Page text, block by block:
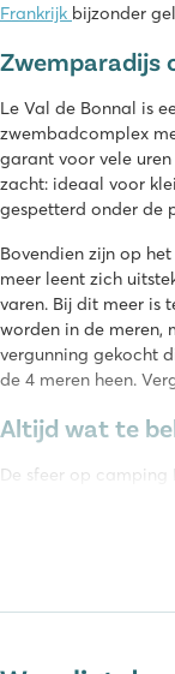
Frankrijk bijzonder
Zwemparadijs
Le Val de Bonnal is
zwembadcomplex
garant voor vele
zacht: ideaal voor
gespetterd onder de
Bovendien zijn op
meer leent zich
varen. Bij dit meer is
worden in de meren,
vergunning gekocht
de 4 meren heen.
Altijd wat te
De sfeer op camping
georganiseerd door
Ochtends kunnen